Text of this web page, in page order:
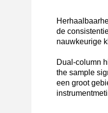
de
nauwkeurige
Dual-column
the sample
een groot